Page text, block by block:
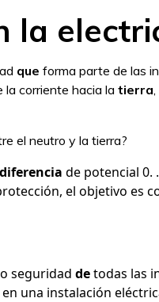
la
que forma parte de las
corriente hacia la tierra
el neutro y la tierra?
diferencia de potencial 0.
el objetivo es
seguridad detodas las
en una instalación